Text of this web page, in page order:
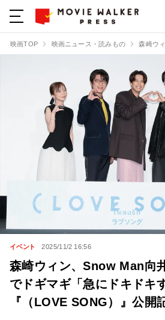
映画TOP 映画ニュース・読みもの 森崎ウ
イベント 2025/11/2 16:56
森崎ウィン、Snow Man向
でドギマギ「急にドキドキ
『（LOVE SONG）』公開